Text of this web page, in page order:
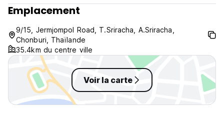
Emplacement
9/15, Jermjompol Road, T.Sriracha, A.Sriracha,
Chonburi, Thaïlande
35.4km du centre ville
Voir la carte